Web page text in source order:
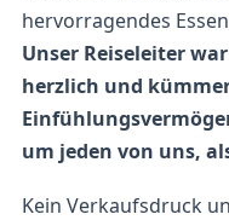
hervorragendes
Unser Reiseleiter
herzlich und
um jeden von uns,
Kein Verkaufsdruck